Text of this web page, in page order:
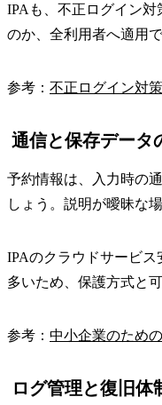
IPAも、不正ログイン
のか、全利用者へ適用
参考： 不正ログイン対
通信と保存データ
予約情報は、入力時の
しょう。説明が曖昧な
IPAのクラウドサービ
多いため、保護方式と
参考： 中小企業のため
ログ管理と復旧体